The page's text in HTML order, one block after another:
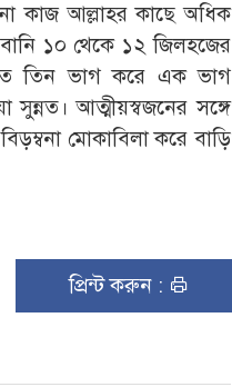
কাজ আল্লাহর কাছে অধিক
১০ থেকে ১২ জিলহজের
তিন ভাগ করে এক ভাগ
আত্মীয়স্বজনের সঙ্গে
মোকাবিলা করে বাড়ি
প্রিন্ট করুন :